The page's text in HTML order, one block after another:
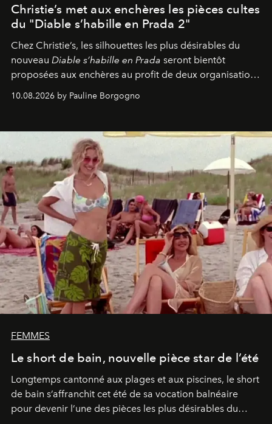
Christie’s met aux enchères les pièces cultes
du "Diable s’habille en Prada 2"
Chez Christie’s, les silhouettes les plus désirables du
nouveau Diable s’habille en Prada seront bientôt
proposées aux enchères au profit de deux organisations
engagées pour la presse et la mode.
10.08.2026 by Pauline Borgogno
FEMMES
Le short de bain, nouvelle pièce star de l’été
Longtemps cantonné aux plages et aux piscines, le short
de bain s’affranchit cet été de sa vocation balnéaire
pour devenir l’une des pièces les plus désirables du